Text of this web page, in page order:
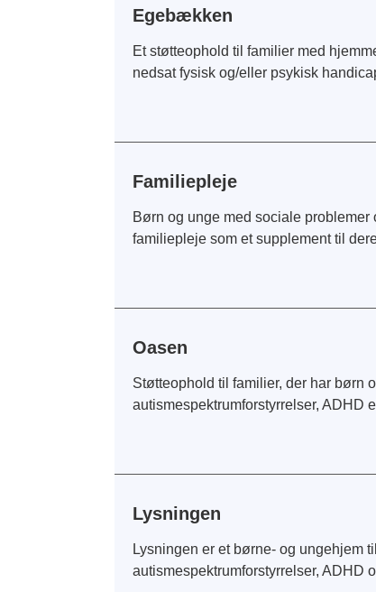
Egebækken
Et støtteophold til familier med
nedsat fysisk og/eller psykisk
Familiepleje
Børn og unge med sociale
familiepleje som et supplement til
Oasen
Støtteophold til familier, der har børn
autismespektrumforstyrrelser, ADHD
Lysningen
Lysningen er et børne- og ungehjem
autismespektrumforstyrrelser, ADHD